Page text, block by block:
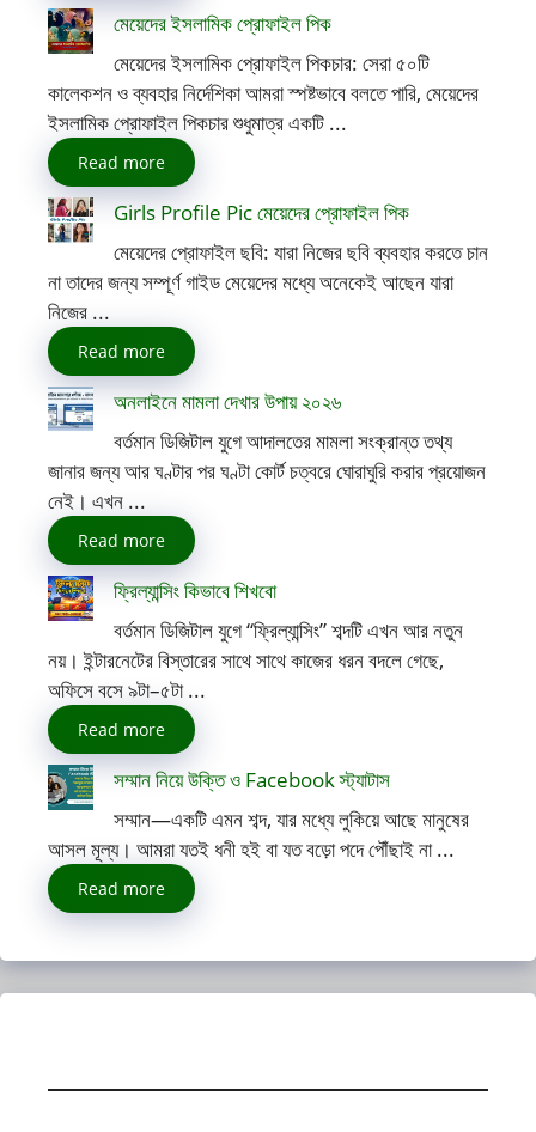
মেয়েদের ইসলামিক প্রোফাইল পিক
মেয়েদের ইসলামিক প্রোফাইল পিকচার: সেরা ৫০টি
কালেকশন ও ব্যবহার নির্দেশিকা আমরা স্পষ্টভাবে বলতে পারি, মেয়েদের
ইসলামিক প্রোফাইল পিকচার শুধুমাত্র একটি ...
Read more
Girls Profile Pic মেয়েদের প্রোফাইল পিক
মেয়েদের প্রোফাইল ছবি: যারা নিজের ছবি ব্যবহার করতে চান
না তাদের জন্য সম্পূর্ণ গাইড মেয়েদের মধ্যে অনেকেই আছেন যারা
নিজের ...
Read more
অনলাইনে মামলা দেখার উপায় ২০২৬
বর্তমান ডিজিটাল যুগে আদালতের মামলা সংক্রান্ত তথ্য
জানার জন্য আর ঘণ্টার পর ঘণ্টা কোর্ট চত্বরে ঘোরাঘুরি করার প্রয়োজন
নেই। এখন ...
Read more
ফ্রিল্যান্সিং কিভাবে শিখবো
বর্তমান ডিজিটাল যুগে “ফ্রিল্যান্সিং” শব্দটি এখন আর নতুন
নয়। ইন্টারনেটের বিস্তারের সাথে সাথে কাজের ধরন বদলে গেছে,
অফিসে বসে ৯টা–৫টা ...
Read more
সম্মান নিয়ে উক্তি ও Facebook স্ট্যাটাস
সম্মান—একটি এমন শব্দ, যার মধ্যে লুকিয়ে আছে মানুষের
আসল মূল্য। আমরা যতই ধনী হই বা যত বড়ো পদে পৌঁছাই না ...
Read more